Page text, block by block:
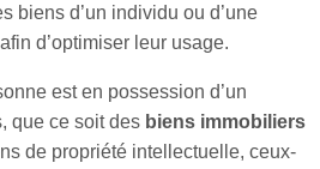
biens d’un individu ou d’une
d’optimiser leur usage.
est en possession d’un
que ce soit des biens immobiliers
de propriété intellectuelle, ceux-